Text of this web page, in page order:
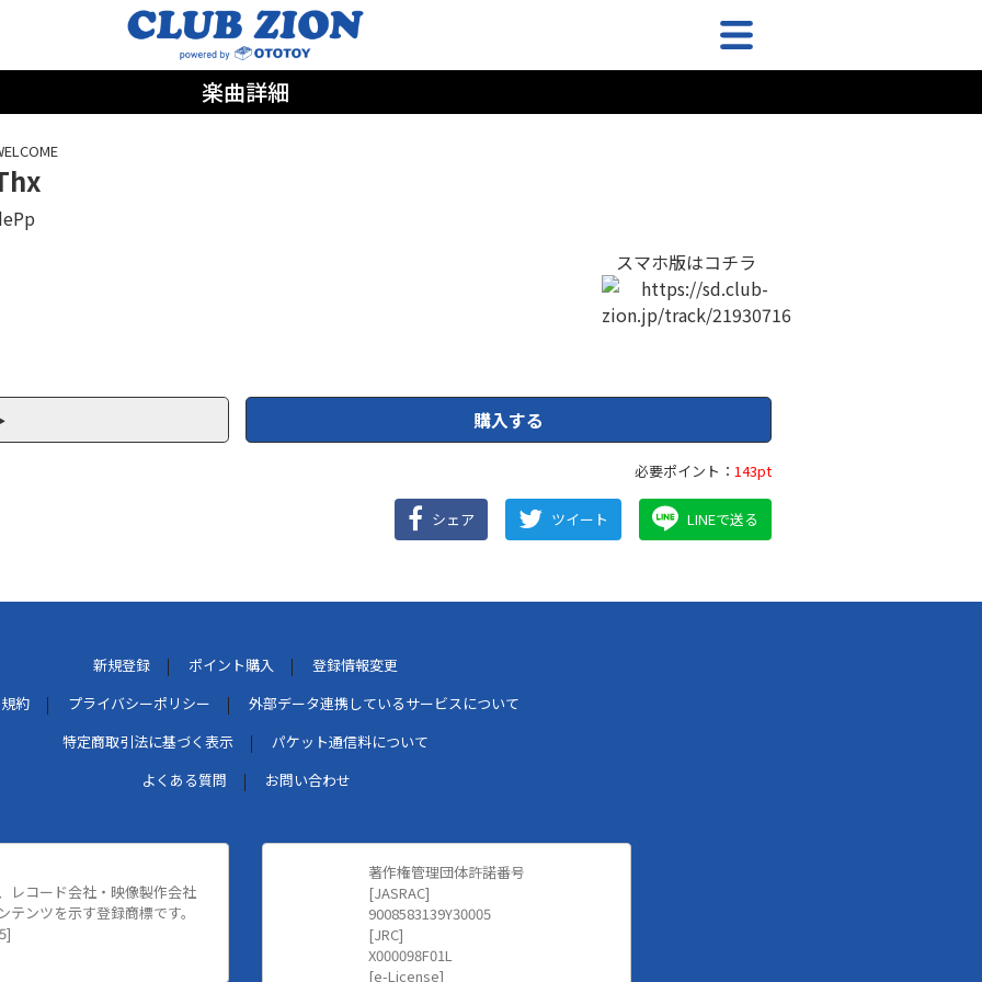
楽曲詳細
スマホ版はコチラ
購入する
必要ポイント： 143pt
シェア ツイート LINEで送る
新規登録 ポイント購入
登録情報変更
約
プライバシーポリシー
外部データ連携しているサービスについて
特定商取引法に基づく表示
パケット通信料について
よくある質問
お問い合わせ
レコード会社・映像製作会社
テンツを示す登録商標です。
著作権管理団体許諾番号
[JASRAC]
9008583139Y30005
[JRC]
X000098F01L
[e-License]